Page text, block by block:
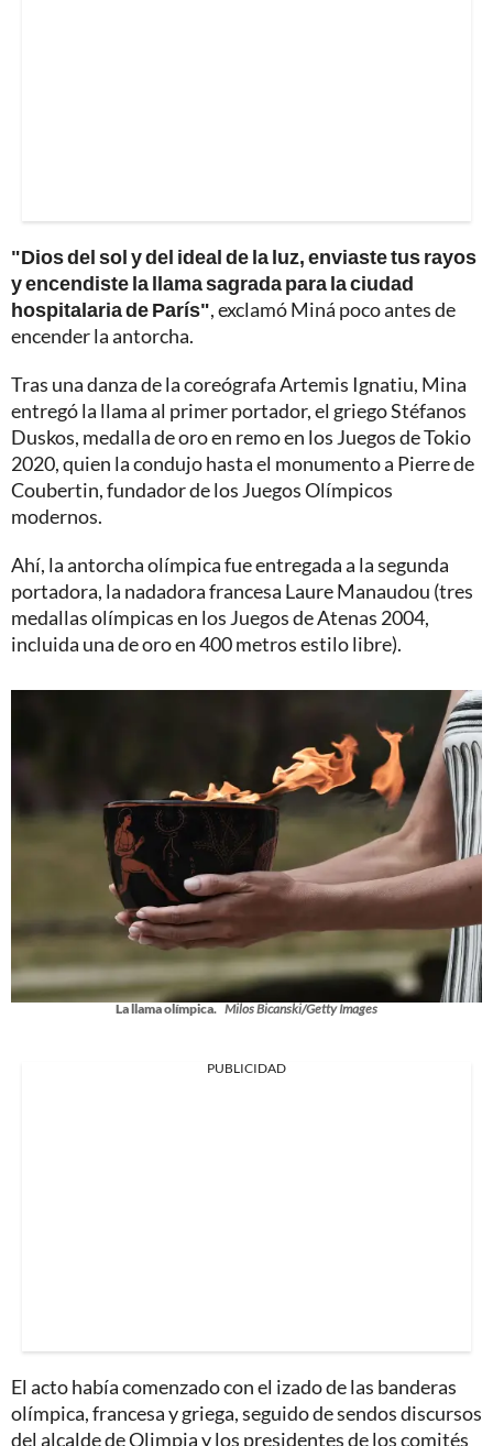
"Dios del sol y del ideal de la luz, enviaste tus rayos
y encendiste la llama sagrada para la ciudad
hospitalaria de París", exclamó Miná poco antes de
encender la antorcha.
Tras una danza de la coreógrafa Artemis Ignatiu, Mina
entregó la llama al primer portador, el griego Stéfanos
Duskos, medalla de oro en remo en los Juegos de Tokio
2020, quien la condujo hasta el monumento a Pierre de
Coubertin, fundador de los Juegos Olímpicos
modernos.
Ahí, la antorcha olímpica fue entregada a la segunda
portadora, la nadadora francesa Laure Manaudou (tres
medallas olímpicas en los Juegos de Atenas 2004,
incluida una de oro en 400 metros estilo libre).
La llama olímpica. Milos Bicanski/Getty Images
PUBLICIDAD
El acto había comenzado con el izado de las banderas
olímpica, francesa y griega, seguido de sendos discursos
del alcalde de Olimpia y los presidentes de los comités